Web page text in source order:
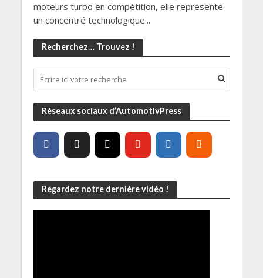
moteurs turbo en compétition, elle représente
un concentré technologique...
Recherchez… Trouvez !
Réseaux sociaux d’AutomotivPress
Regardez notre dernière vidéo !